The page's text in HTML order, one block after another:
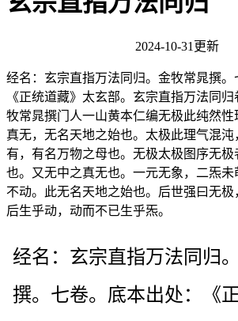
2024-10-31更新
经名：玄宗直指万法同归。金牧常晁撰。
《正统道藏》太玄部。玄宗直指万法同
牧常晁撰门人一山黄本仁编无极此纯然性
真无，无名天地之始也。太极此理气混
有，有名万物之母也。无极太极图序无极
也。又无中之真无也。一元无象，二炁
不动。此无名天地之始也。后世强曰无
后生乎动，动而不已生乎炁。
经名：玄宗直指万法同归
撰。七卷。底本出处：《